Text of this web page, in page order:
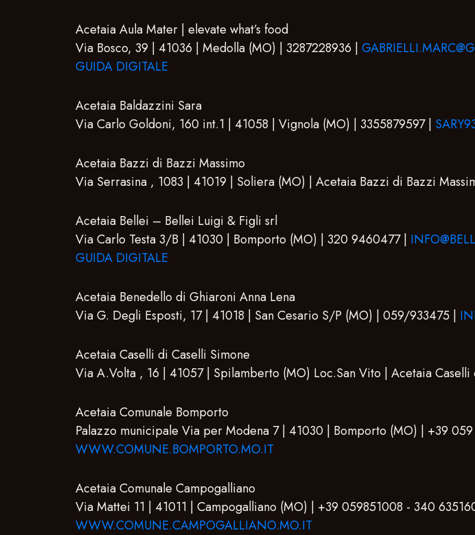
Acetaia Aula Mater | elevate what’s food
Via Bosco, 39 | 41036 | Medolla (MO) | 3287228936 |
GUIDA DIGITALE
Acetaia Baldazzini Sara
Via Carlo Goldoni, 160 int.1 | 41058 | Vignola (MO) | 3355879597 |
Acetaia Bazzi di Bazzi Massimo
Via Serrasina , 1083 | 41019 | Soliera (MO) | Acetaia Bazzi di Bazzi
Acetaia Bellei – Bellei Luigi & Figli srl
Via Carlo Testa 3/B | 41030 | Bomporto (MO) | 320 9460477 |
GUIDA DIGITALE
Acetaia Benedello di Ghiaroni Anna Lena
Via G. Degli Esposti, 17 | 41018 | San Cesario S/P (MO) | 059/933475 |
Acetaia Caselli di Caselli Simone
Via A.Volta , 16 | 41057 | Spilamberto (MO) Loc.San Vito | Acetaia Caselli
Acetaia Comunale Bomporto
Palazzo municipale Via per Modena 7 | 41030 | Bomporto (MO) | +39
WWW.COMUNE.BOMPORTO.MO.IT
Acetaia Comunale Campogalliano
Via Mattei 11 | 41011 | Campogalliano (MO) | +39 059851008 - 340
WWW.COMUNE.CAMPOGALLIANO.MO.IT